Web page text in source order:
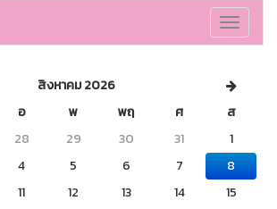
Toggle
สิงหาคม 2026
อ พ พฤ ศ
ส
28 29 30 31
1
4 5 6 7
8
11 12 13 14
15